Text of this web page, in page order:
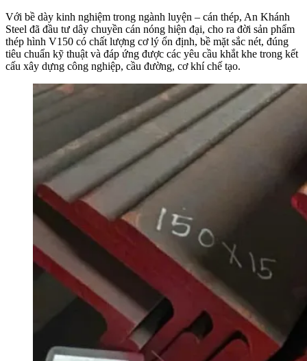
Với bề dày kinh nghiệm trong ngành luyện – cán thép, An Khánh
Steel đã đầu tư dây chuyền cán nóng hiện đại, cho ra đời sản phẩm
thép hình V150 có chất lượng cơ lý ổn định, bề mặt sắc nét, đúng
tiêu chuẩn kỹ thuật và đáp ứng được các yêu cầu khắt khe trong kết
cấu xây dựng công nghiệp, cầu đường, cơ khí chế tạo.